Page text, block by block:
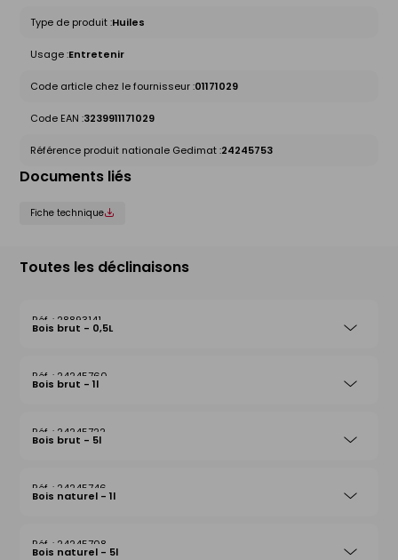
Type de produit :Huiles
Usage :Entretenir
Code article chez le fournisseur :01171029
Code EAN :3239911171029
Référence produit nationale Gedimat :24245753
Documents liés
Fiche technique
Toutes les déclinaisons
28893141
Bois brut - 0,5L
24245760
Bois brut - 1l
24245722
Bois brut - 5l
24245746
Bois naturel - 1l
24245708
Bois naturel - 5l